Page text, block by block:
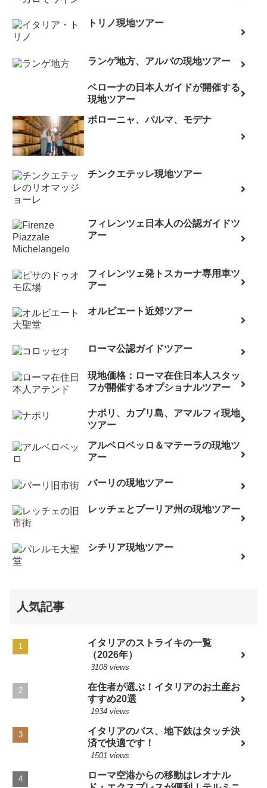
トリノ現地ツアー
ランゲ地方、アルバの現地ツアー
ベローナの日本人ガイドが開催する
現地ツアー
ボローニャ、パルマ、モデナ
チンクエテッレ現地ツアー
フィレンツェ日本人の公認ガイドツ
アー
フィレンツェ発トスカーナ専用車ツ
アー
オルビエート近郊ツアー
ローマ公認ガイドツアー
現地価格：ローマ在住日本人スタッ
フが開催するオプショナルツアー
ナポリ、カプリ島、アマルフィ現地
ツアー
アルベロベッロ＆マテーラの現地ツ
アー
バーリの現地ツアー
レッチェとプーリア州の現地ツアー
シチリア現地ツアー
人気記事
イタリアのストライキの一覧
（2026年）
3108 views
在住者が選ぶ！イタリアのお土産お
すすめ20選
1934 views
イタリアのバス、地下鉄はタッチ決
済で快適です！
1501 views
ローマ空港からの移動はレオナル